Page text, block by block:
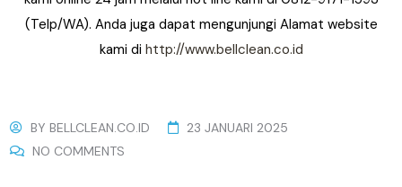
(Telp/WA). Anda juga dapat mengunjungi Alamat website
kami di http://www.bellclean.co.id
BYBELLCLEAN.CO.ID
23 JANUARI 2025
NO COMMENTS